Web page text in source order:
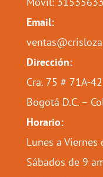
Email:
Dirección:
Cra. 75 # 71A-42
Bogotá D.C. –
Horario:
Lunes a
Sábados de 9